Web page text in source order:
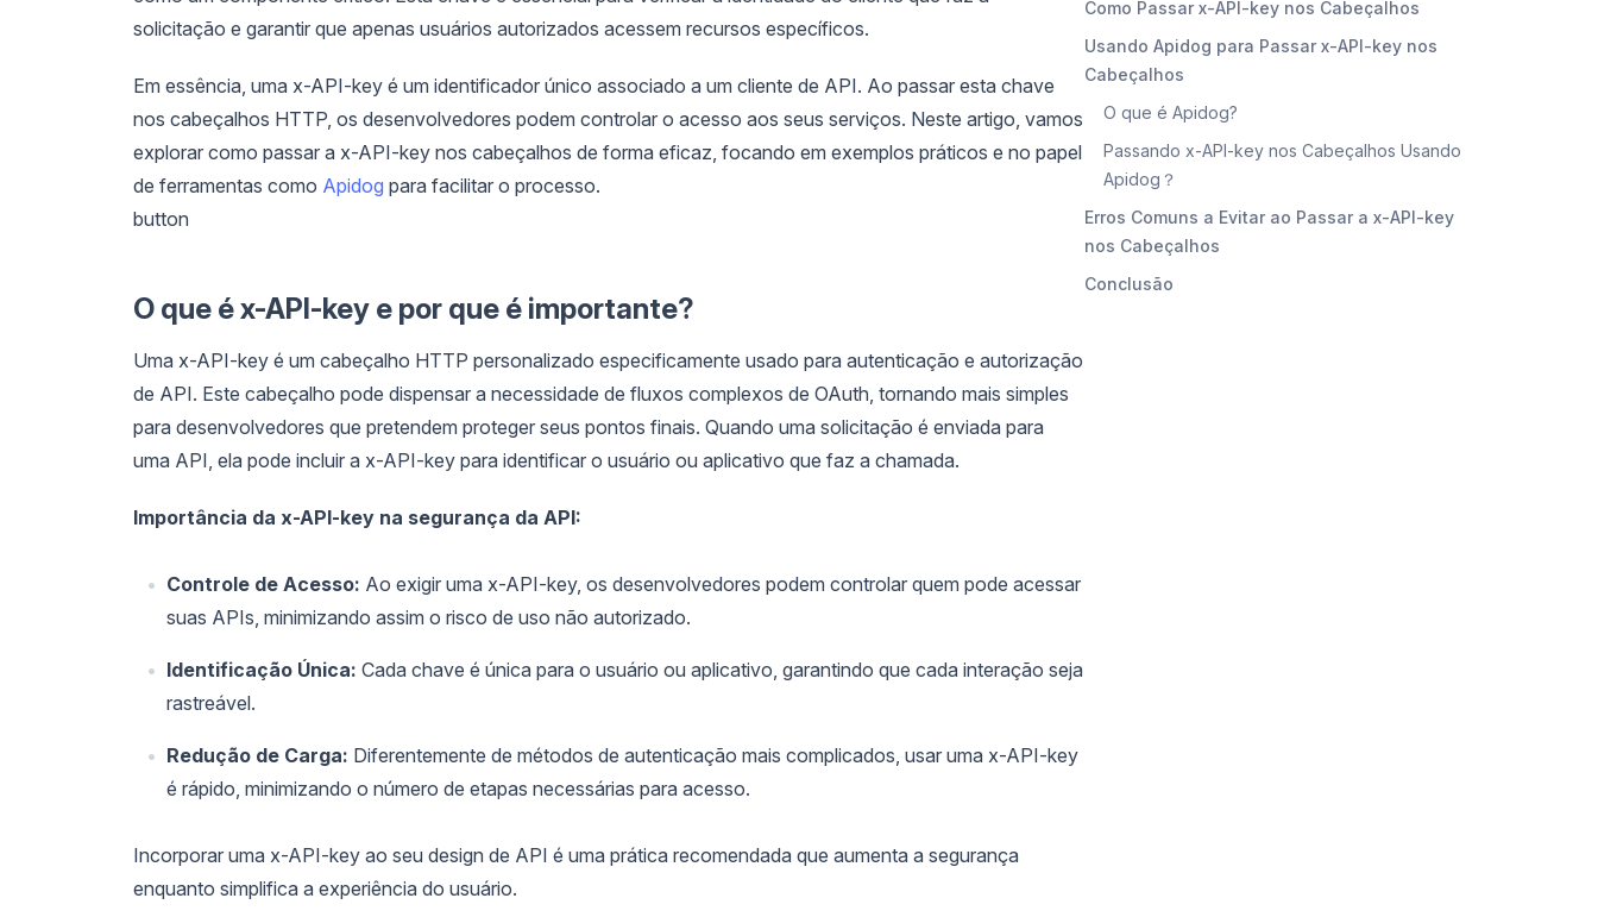
solicitação e garantir que apenas usuários autorizados acessem recursos específicos.
Em essência, uma x-API-key é um identificador único associado a um cliente de API. Ao passar esta chave
nos cabeçalhos HTTP, os desenvolvedores podem controlar o acesso aos seus serviços. Neste artigo, vamos
explorar como passar a x-API-key nos cabeçalhos de forma eficaz, focando em exemplos práticos e no papel
de ferramentas como Apidog para facilitar o processo.
button
O que é x-API-key e por que é importante?
Uma x-API-key é um cabeçalho HTTP personalizado especificamente usado para autenticação e autorização
de API. Este cabeçalho pode dispensar a necessidade de fluxos complexos de OAuth, tornando mais simples
para desenvolvedores que pretendem proteger seus pontos finais. Quando uma solicitação é enviada para
uma API, ela pode incluir a x-API-key para identificar o usuário ou aplicativo que faz a chamada.
Importância da x-API-key na segurança da API:
Controle de Acesso: Ao exigir uma x-API-key, os desenvolvedores podem controlar quem pode acessar
suas APIs, minimizando assim o risco de uso não autorizado.
Identificação Única: Cada chave é única para o usuário ou aplicativo, garantindo que cada interação seja
rastreável.
Redução de Carga: Diferentemente de métodos de autenticação mais complicados, usar uma x-API-key
é rápido, minimizando o número de etapas necessárias para acesso.
Incorporar uma x-API-key ao seu design de API é uma prática recomendada que aumenta a segurança
enquanto simplifica a experiência do usuário.
Como Passar x-API-key nos Cabeçalhos
Usando Apidog para Passar x-API-key nos
Cabeçalhos
O que é Apidog?
Passando x-API-key nos Cabeçalhos Usando
Apidog？
Erros Comuns a Evitar ao Passar a x-API-key
nos Cabeçalhos
Conclusão